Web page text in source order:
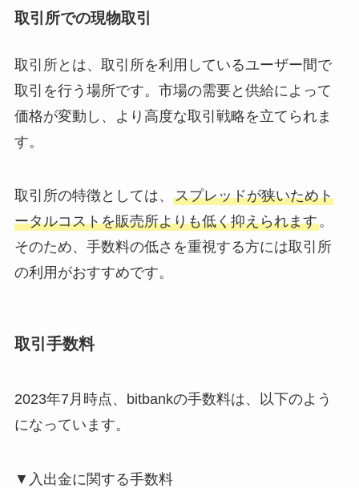
取引所での現物取引
取引所とは、取引所を利用しているユーザー間で
取引を行う場所です。市場の需要と供給によって
価格が変動し、より高度な取引戦略を立てられま
す。
取引所の特徴としては、 スプレッドが狭いためト
ータルコストを販売所よりも低く抑えられます。
そのため、手数料の低さを重視する方には取引所
の利用がおすすめです。
取引手数料
2023年7月時点、bitbankの手数料は、以下のよう
になっています。
▼入出金に関する手数料